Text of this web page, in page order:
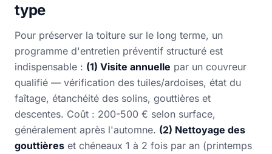
type
Pour préserver la toiture sur le long terme, un
programme d'entretien préventif structuré est
indispensable : (1) Visite annuelle par un couvreur
qualifié — vérification des tuiles/ardoises, état du
faîtage, étanchéité des solins, gouttières et
descentes. Coût : 200-500 € selon surface,
généralement après l'automne. (2) Nettoyage des
gouttières et chéneaux 1 à 2 fois par an (printemps